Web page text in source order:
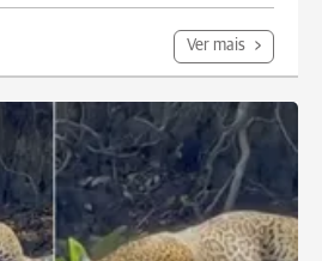
Ver mais